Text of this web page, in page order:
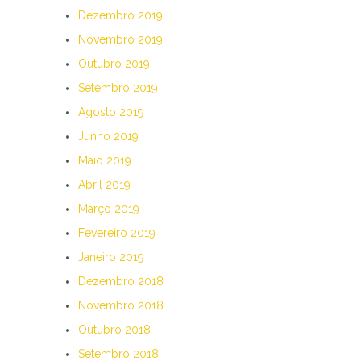
Dezembro 2019
Novembro 2019
Outubro 2019
Setembro 2019
Agosto 2019
Junho 2019
Maio 2019
Abril 2019
Março 2019
Fevereiro 2019
Janeiro 2019
Dezembro 2018
Novembro 2018
Outubro 2018
Setembro 2018